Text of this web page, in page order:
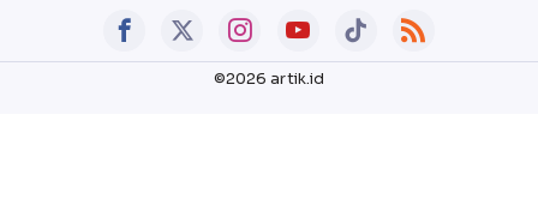
©2026 artik.id